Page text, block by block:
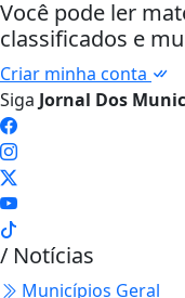
Você pode ler
classificados e
Criar minha conta
Siga Jornal Dos
/ Notícias
Municípios Geral